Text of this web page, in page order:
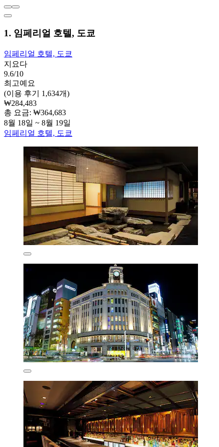
1. 임페리얼 호텔, 도쿄
임페리얼 호텔, 도쿄
지요다
9.6/10
최고예요
(이용 후기 1,634개)
₩284,483
총 요금: ₩364,683
8월 18일 ~ 8월 19일
임페리얼 호텔, 도쿄